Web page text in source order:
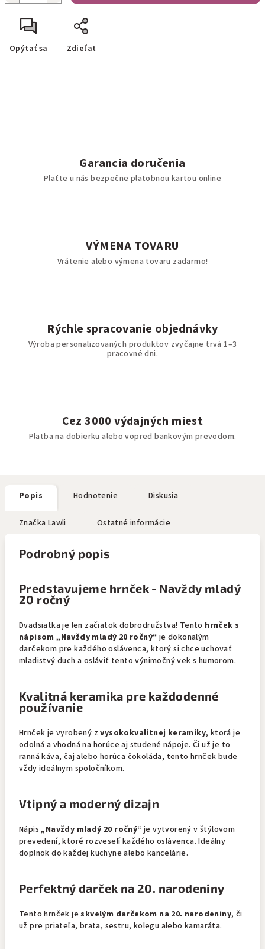
Opýtať sa Zdieľať
Garancia doručenia
Plaťte u nás bezpečne platobnou kartou online
VÝMENA TOVARU
Vrátenie alebo výmena tovaru zadarmo!
Rýchle spracovanie objednávky
Výroba personalizovaných produktov zvyčajne trvá 1–3
pracovné dni.
Cez 3000 výdajných miest
Platba na dobierku alebo vopred bankovým prevodom.
Popis Hodnotenie Diskusia
Značka Lawli Ostatné informácie
Podrobný popis
Predstavujeme hrnček - Navždy mladý
20 ročný
Dvadsiatka je len začiatok dobrodružstva! Tento hrnček s
nápisom „Navždy mladý 20 ročný“ je dokonalým
darčekom pre každého oslávenca, ktorý si chce uchovať
mladistvý duch a osláviť tento výnimočný vek s humorom.
Kvalitná keramika pre každodenné
používanie
Hrnček je vyrobený zvysokokvalitnej keramiky, ktorá je
odolná a vhodná na horúce aj studené nápoje. Či už je to
ranná káva, čaj alebo horúca čokoláda, tento hrnček bude
vždy ideálnym spoločníkom.
Vtipný a moderný dizajn
Nápis„Navždy mladý 20 ročný“ je vytvorený v štýlovom
prevedení, ktoré rozveselí každého oslávenca. Ideálny
doplnok do každej kuchyne alebo kancelárie.
Perfektný darček na 20. narodeniny
Tento hrnček jeskvelým darčekom na 20. narodeniny, či
už pre priateľa, brata, sestru, kolegu alebo kamaráta.